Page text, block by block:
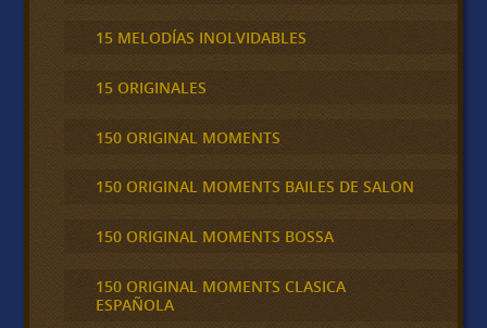
15 MELODÍAS INOLVIDABLES
15 ORIGINALES
150 ORIGINAL MOMENTS
150 ORIGINAL MOMENTS BAILES DE SALON
150 ORIGINAL MOMENTS BOSSA
150 ORIGINAL MOMENTS CLASICA
ESPAÑOLA